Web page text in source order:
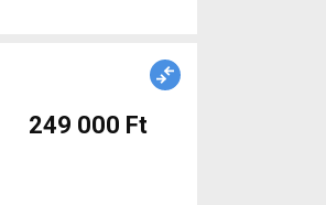
249 000 Ft